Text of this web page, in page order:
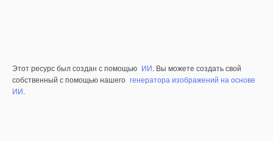
Этот ресурс был создан с помощью ИИ. Вы можете создать свой
собственный с помощью нашего генератора изображений на основе
ИИ.